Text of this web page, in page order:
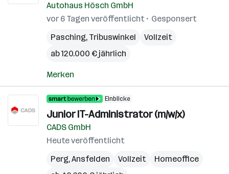
Autohaus Hösch GmbH
vor 6 Tagen veröffentlicht
Gesponsert
Pasching, Tribuswinkel
Vollzeit
ab 120.000 € jährlich
Merken
Einblicke
Junior IT-Administrator (m/w/x)
CADS GmbH
Heute veröffentlicht
Perg,Ansfelden Vollzeit
Homeoffice